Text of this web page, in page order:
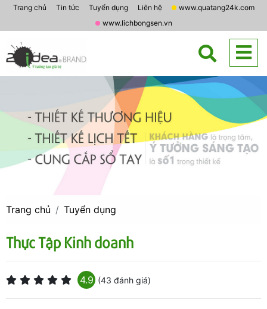
Trang chủ Tin tức Tuyển dụng Liên hệ
www.quatang24k.com
www.lichbongsen.vn
Trang chủ Tuyển dụng
Thực Tập Kinh doanh
4.9 (43 đánh giá)